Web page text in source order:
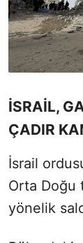
İSRAİL,
ÇADIR
İsrail
Orta Doğu
yönelik